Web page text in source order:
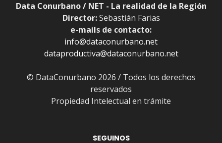
Data Conurbano / NET - La realidad de la Región
Director:Sebastián Farias
e-mails de contacto:
info@dataconurbano.net
dataproductiva@dataconurbano.net
© DataConurbano 2026 / Todos los derechos
reservados
Propiedad Intelectual en trámite
SEGUINOS